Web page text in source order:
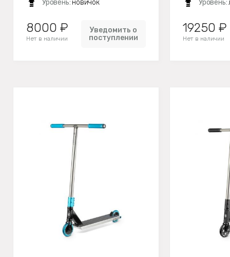
Уровень: новичок
8000 ₽
Нет в наличии
Уведомить о
поступлении
Уровень:
19250 ₽
Нет в наличии